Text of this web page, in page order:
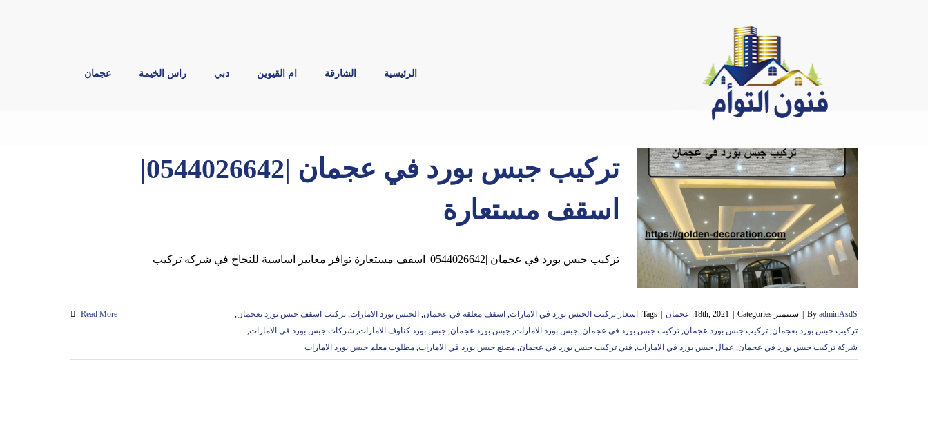
الرئيسية الشارقة ام القيوين دبي راس الخيمة عجمان
تركيب جبس بورد في عجمان |0544026642|
اسقف مستعارة
تركيب جبس بورد في عجمان |0544026642| اسقف مستعارة توافر معايير اساسية للنجاح في شركه تركيب
By adminAsdS سبتمبر 18th, 2021 Categories: عجمان Tags: اسعار تركيب الجبس بورد في الامارات, اسقف معلقة في عجمان, الجبس بورد الامارات, تركيب اسقف جبس بورد بعجمان,
تركيب جبس بورد بعجمان, تركيب جبس بورد عجمان, تركيب جبس بورد في عجمان, جبس بورد الامارات, جبس بورد عجمان, جبس بورد كناوف الامارات, شركات جبس بورد في الامارات,
شركة تركيب جبس بورد في عجمان, عمال جبس بورد في الامارات, فني تركيب جبس بورد في عجمان, مصنع جبس بورد في الامارات, مطلوب معلم جبس بورد الامارات
Read More